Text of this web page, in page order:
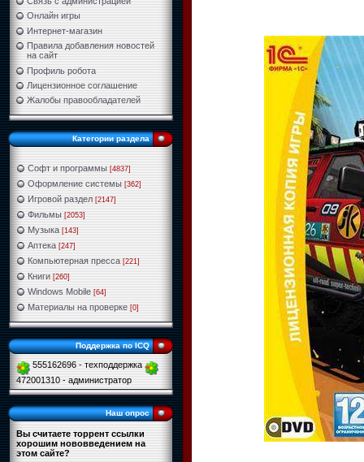
Онлайн игры
Интернет-магазин
Правила добавления новостей
на сайт
Профиль робота
Лицензионное соглашение
Жалобы правообладателей
Категории раздела
Софт и программы [4837]
Оформление системы [362]
Игровой раздел [2147]
Фильмы [2053]
Музыка [143]
Аптека [247]
Компьютерная пресса [221]
Книги [260]
Windows Mobile [64]
Материалы на проверке [0]
Поддержка по ICQ
555162696 - техподдержка
472001310 - администратор
Наш опрос
Вы считаете торрент ссылки
хорошим нововведением на
этом сайте?